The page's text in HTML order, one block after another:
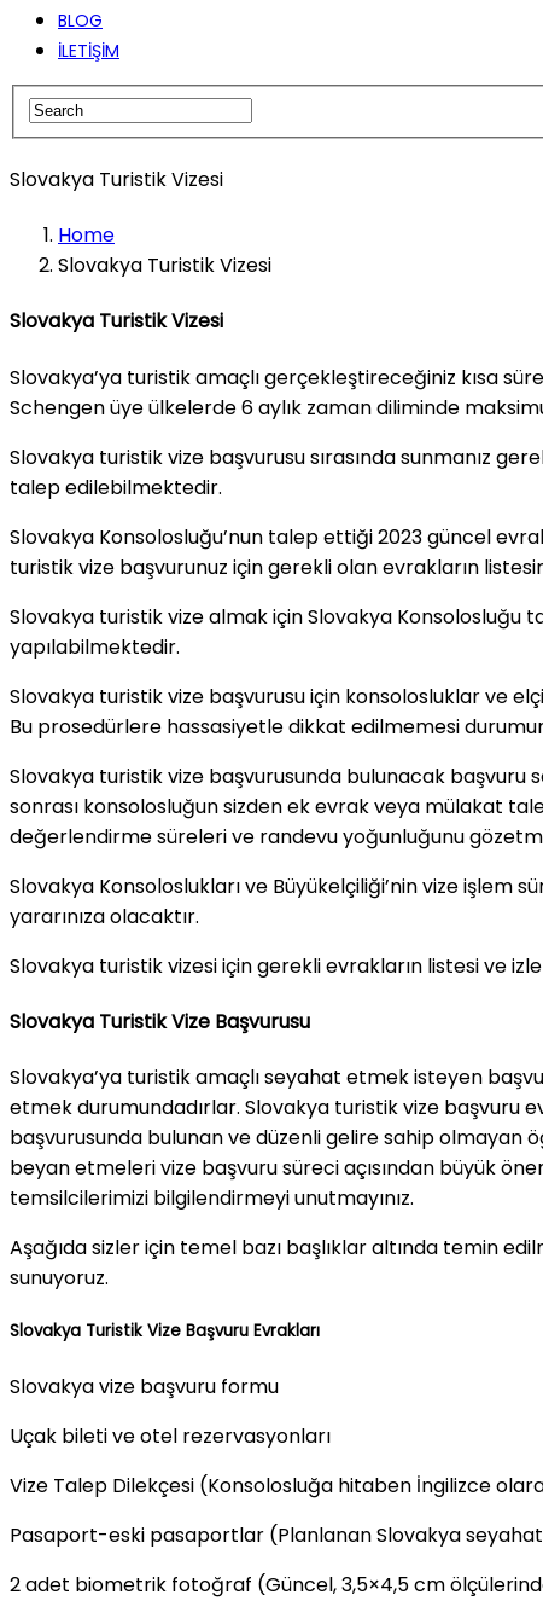
BLOG
İLETİŞİM
Slovakya Turistik Vizesi
Home
Slovakya Turistik Vizesi
Slovakya Turistik Vizesi
Slovakya’ya turistik amaçlı gerçekleştireceğiniz kısa
Schengen üye ülkelerde 6 aylık zaman diliminde
Slovakya turistik vize başvurusu sırasında sunmanız
talep edilebilmektedir.
Slovakya Konsolosluğu’nun talep ettiği 2023 güncel
turistik vize başvurunuz için gerekli olan evrakların
Slovakya turistik vize almak için Slovakya Konsolosluğu
yapılabilmektedir.
Slovakya turistik vize başvurusu için konsolosluklar ve
Bu prosedürlere hassasiyetle dikkat edilmemesi
Slovakya turistik vize başvurusunda bulunacak başvuru
sonrası konsolosluğun sizden ek evrak veya mülakat
değerlendirme süreleri ve randevu yoğunluğunu
Slovakya Konsoloslukları ve Büyükelçiliği’nin vize işlem
yararınıza olacaktır.
Slovakya turistik vizesi için gerekli evrakların listesi ve
Slovakya Turistik Vize Başvurusu
Slovakya’ya turistik amaçlı seyahat etmek isteyen
etmek durumundadırlar. Slovakya turistik vize başvuru
başvurusunda bulunan ve düzenli gelire sahip olmayan
beyan etmeleri vize başvuru süreci açısından büyük
temsilcilerimizi bilgilendirmeyi unutmayınız.
Aşağıda sizler için temel bazı başlıklar altında temin
sunuyoruz.
Slovakya Turistik Vize Başvuru Evrakları
Slovakya vize başvuru formu
Uçak bileti ve otel rezervasyonları
Vize Talep Dilekçesi (Konsolosluğa hitaben İngilizce
Pasaport-eski pasaportlar (Planlanan Slovakya
2 adet biometrik fotoğraf (Güncel, 3,5×4,5 cm